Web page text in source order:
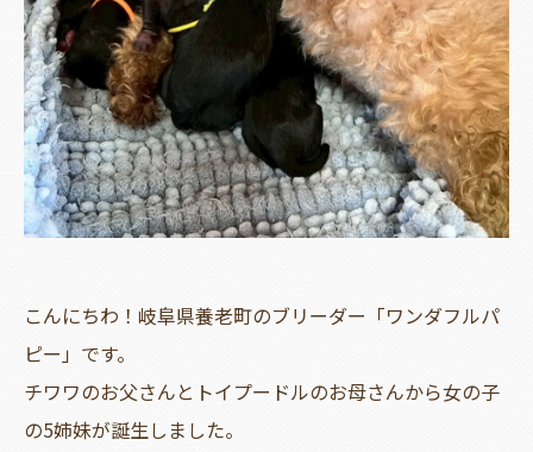
こんにちわ！岐阜県養老町のブリーダー「ワンダフルパ
ピー」です。
チワワのお父さんとトイプードルのお母さんから女の子
の5姉妹が誕生しました。